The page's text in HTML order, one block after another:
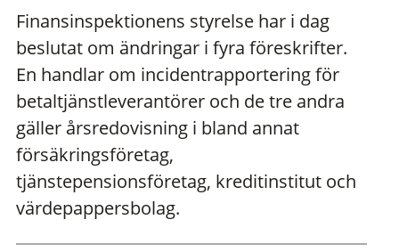
Finansinspektionens styrelse har i dag
beslutat om ändringar i fyra föreskrifter.
En handlar om incidentrapportering för
betaltjänstleverantörer och de tre andra
gäller årsredovisning i bland annat
försäkringsföretag,
tjänstepensionsföretag, kreditinstitut och
värdepappersbolag.